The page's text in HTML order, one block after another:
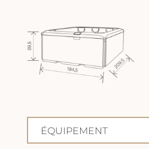
ÉQUIPEMENT